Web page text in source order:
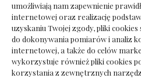
umożliwiają nam zapewnienie
internetowej oraz realizację
uzyskaniu Twojej zgody, pliki
do dokonywania pomiarów i analiz
internetowej, a także do celów
wykorzystuje również pliki cookies
korzystania z zewnętrznych
Deska
pośpiechu